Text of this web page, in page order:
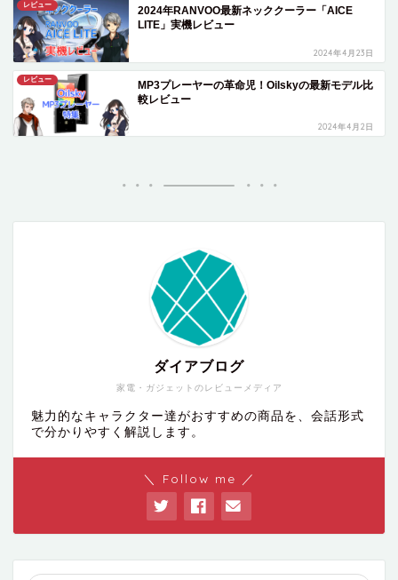
レビュー
2024年RANVOO最新ネッククーラー「AICE
LITE」実機レビュー
2024年4月23日
レビュー
MP3プレーヤーの革命児！Oilskyの最新モデル比
較レビュー
2024年4月2日
家電・ガジェットのレビューメディア
ダイアブログ
魅力的なキャラクター達がおすすめの商品を、会話形式
で分かりやすく解説します。
＼ Follow me ／